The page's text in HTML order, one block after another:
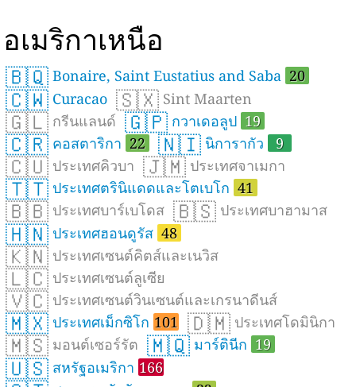
อเมริกาเหนือ
🇧🇶 Bonaire, Saint Eustatius and Saba 20
🇨🇼 Curacao 🇸🇽 Sint Maarten
🇬🇱 กรีนแลนด์ 🇬🇵 กวาเดอลูป 19
🇨🇷 คอสตาริกา 22 🇳🇮 นิการากัว 9
🇨🇺 ประเทศคิวบา 🇯🇲 ประเทศจาเมกา
🇹🇹 ประเทศตรินิแดดและโตเบโก 41
🇧🇧 ประเทศบาร์เบโดส 🇧🇸 ประเทศบาฮามาส
🇭🇳 ประเทศฮอนดูรัส 48
🇰🇳 ประเทศเซนต์คิตส์และเนวิส
🇱🇨 ประเทศเซนต์ลูเซีย
🇻🇨 ประเทศเซนต์วินเซนต์และเกรนาดีนส์
🇲🇽 ประเทศเม็กซิโก 101 🇩🇲 ประเทศโดมินิกา
🇲🇸 มอนต์เซอร์รัต 🇲🇶 มาร์ตินีก 19
🇺🇸 สหรัฐอเมริกา 166